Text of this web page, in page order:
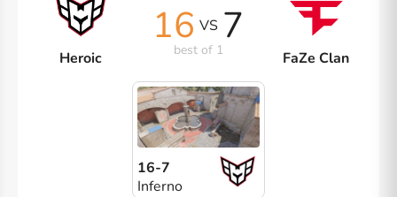
Heroic
16 VS 7
best of 1 FaZe Clan
16-7
Inferno